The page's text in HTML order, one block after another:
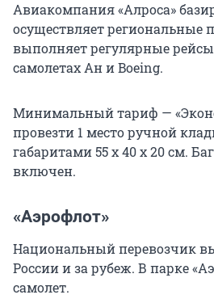
Авиакомпания «Алроса»
осуществляет региональные
выполняет регулярные
самолетах Ан и Boeing.
Минимальный тариф —
провезти 1 место ручной
габаритами 55 х 40 х 20 см.
включен.
«Аэрофлот»
Национальный перевозчик
России и за рубеж. В парке
самолет.